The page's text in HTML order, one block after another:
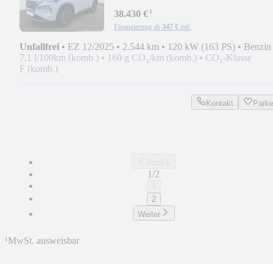
38.430 €¹
Finanzierung ab 347 € mtl.
Unfallfrei • EZ 12/2025 • 2.544 km • 120 kW (163 PS) • Benzin
7,1 l/100km (komb.) • 160 g CO₂/km (komb.) • CO₂-Klasse
F (komb.)
Kontakt
1/2
2
Weiter
¹MwSt. ausweisbar